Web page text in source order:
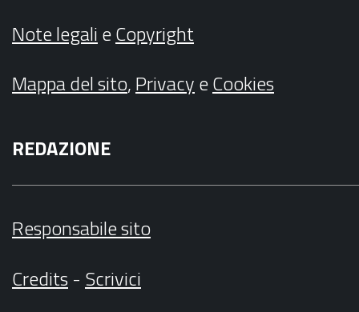
Note legalieCopyright
Mappa del sito,PrivacyeCookies
REDAZIONE
Responsabile sito
Credits- Scrivici